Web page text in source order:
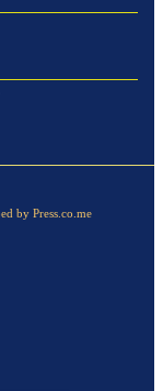
by Press.co.me